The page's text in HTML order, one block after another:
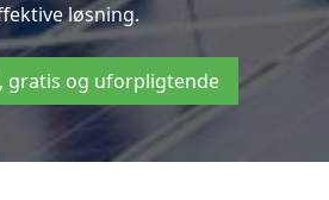
løsning.
gratis og uforpligtende